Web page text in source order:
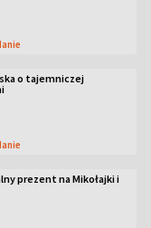
o tajemniczej
prezent na Mikołajki i